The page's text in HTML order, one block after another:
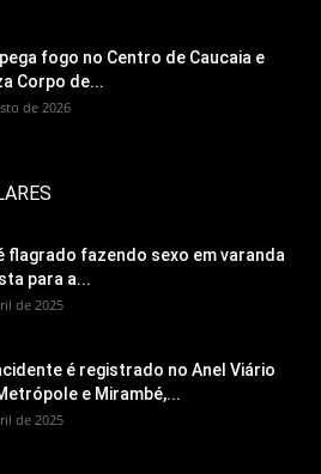
fogo no Centro de Caucaia e
Corpo de...
de 2026
flagrado fazendo sexo em varanda
para a...
de 2025
é registrado no Anel Viário
e Mirambé,...
de 2025